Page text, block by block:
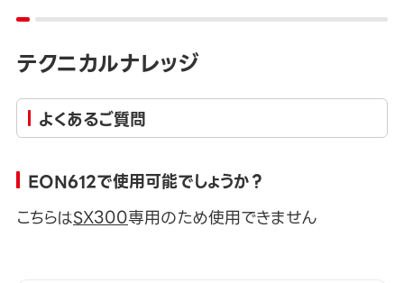
テクニカルナレッジ
よくあるご質問
EON612で使用可能でしょうか？
こちらはSX300専用のため使用できません